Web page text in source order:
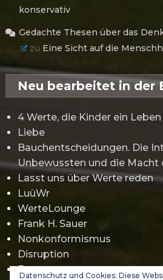
konservativ
Gedachte Thesen über das
zu Eine Sicht auf die
Neu bearbeitet in der
4 Werte, die Kinder ein
Liebe
Bauchentscheidungen. Die
Unbewussten und die Macht
Lasst uns über Werte reden
LuüWr
WerteLounge
Frank H. Sauer
Nonkonformismus
Disruption
Erwartungsmanagement
Datenschutz und Cookies: Diese